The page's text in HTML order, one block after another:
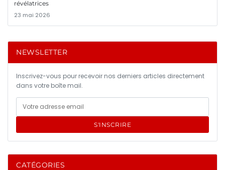
révélatrices
23 mai 2026
NEWSLETTER
Inscrivez-vous pour recevoir nos derniers articles directement
dans votre boîte mail.
S'INSCRIRE
CATÉGORIES